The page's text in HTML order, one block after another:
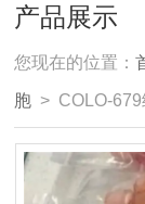
产品展示
您现在的位置：
胞 > COLO-679